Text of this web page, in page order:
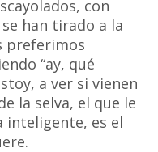
con
han tirado a la
preferimos
“ay, qué
a ver si vienen
la selva, el que le
inteligente, es el